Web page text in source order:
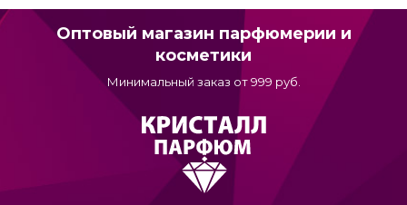
Оптовый магазин парфюмерии и
косметики
Минимальный заказ от 999 руб.